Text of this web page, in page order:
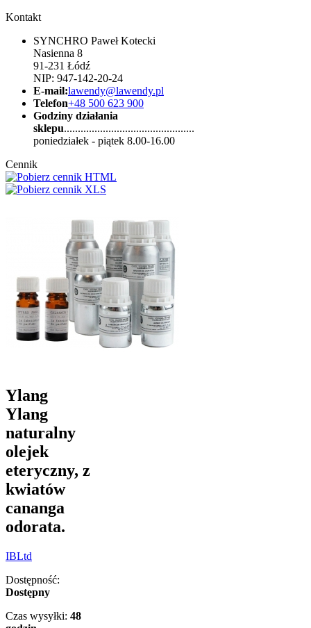
Kontakt
SYNCHRO Paweł Kotecki
Nasienna 8
91-231 Łódź
NIP: 947-142-20-24
E-mail:lawendy@lawendy.pl
Telefon+48 500 623 900
Godziny działania
sklepu...............................................
poniedziałek - piątek 8.00-16.00
Cennik
Ylang
Ylang
naturalny
olejek
eteryczny, z
kwiatów
cananga
odorata.
IBLtd
Dostępność:
Dostępny
Czas wysyłki: 48